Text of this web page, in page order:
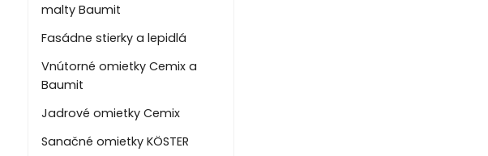
malty Baumit
Fasádne stierky a lepidlá
Vnútorné omietky Cemix a
Baumit
Jadrové omietky Cemix
Sanačné omietky KÖSTER